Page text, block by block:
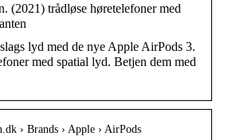
(2021) trådløse høretelefoner med
lyd med de nye Apple AirPods 3.
med spatial lyd. Betjen dem med
› Brands › Apple › AirPods